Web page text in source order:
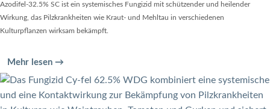
Azodifel-32.5% SC ist ein systemisches Fungizid mit schützender und heilender
Wirkung, das Pilzkrankheiten wie Kraut- und Mehltau in verschiedenen
Kulturpflanzen wirksam bekämpft.
Mehr lesen →